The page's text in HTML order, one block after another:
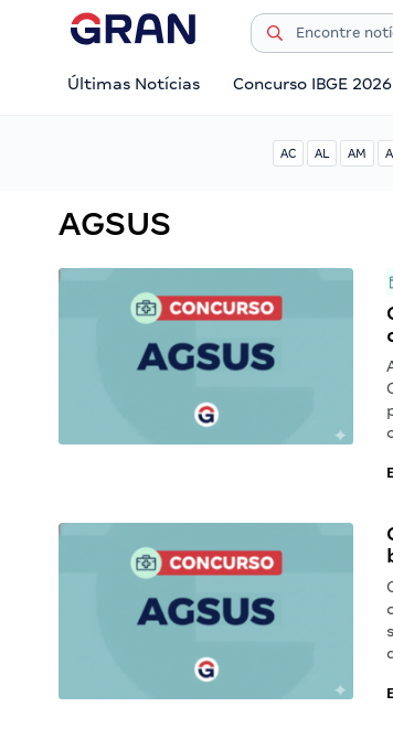
Últimas Notícias Concurso IBGE 2026
AC AL AM
AGSUS